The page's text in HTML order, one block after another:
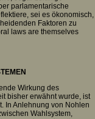
parlamentarische
sei es ökonomisch,
Faktoren zu
laws are themselves
Wirkung des
bisher erwähnt wurde, ist
In Anlehnung von Nohlen
Wahlsystem,